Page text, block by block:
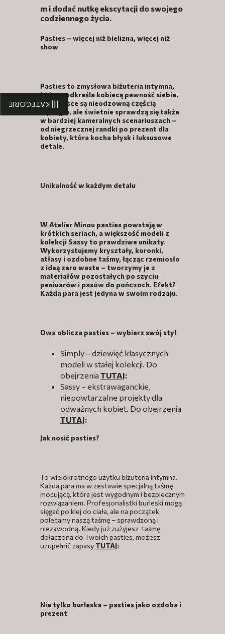
m i dodać nutkę ekscytacji do swojego
codziennego życia.
Pasties – więcej niż bielizna, więcej niż
show
Pasties to zmysłowa biżuteria intymna,
która podkreśla kobiecą pewność siebie.
W burlesce są nieodzowną częścią
występu, ale świetnie sprawdzą się także
w bardziej kameralnych scenariuszach –
od niegrzecznej randki po prezent dla
kobiety, która kocha błysk i luksusowe
detale.
Unikalność w każdym detalu
W Atelier Minou pasties powstają w
krótkich seriach, a większość modeli z
kolekcji Sassy to prawdziwe unikaty.
Wykorzystujemy kryształy, koronki,
atłasy i ozdobne taśmy, łącząc rzemiosło
z ideą zero waste – tworzymy je z
materiałów pozostałych po szyciu
peniuarów i pasów do pończoch. Efekt?
Każda para jest jedyna w swoim rodzaju.
Dwa oblicza pasties – wybierz swój styl
Simply – dziewięć klasycznych
modeli w stałej kolekcji. Do
obejrzenia TUTAJ:
Sassy – ekstrawaganckie,
niepowtarzalne projekty dla
odważnych kobiet. Do obejrzenia
TUTAJ:
Jak nosić pasties?
To wielokrotnego użytku biżuteria intymna.
Każda para ma w zestawie specjalną taśmę
mocującą, która jest wygodnym i bezpiecznym
rozwiązaniem. Profesjonalistki burleski mogą
sięgać po klej do ciała, ale na początek
polecamy naszą taśmę – sprawdzoną i
niezawodną. Kiedy już zużyjesz taśmę
dołączoną do Twoich pasties, możesz
uzupełnić zapasy TUTAJ:
Nie tylko burleska – pasties jako ozdoba i
prezent
KATEGORIE